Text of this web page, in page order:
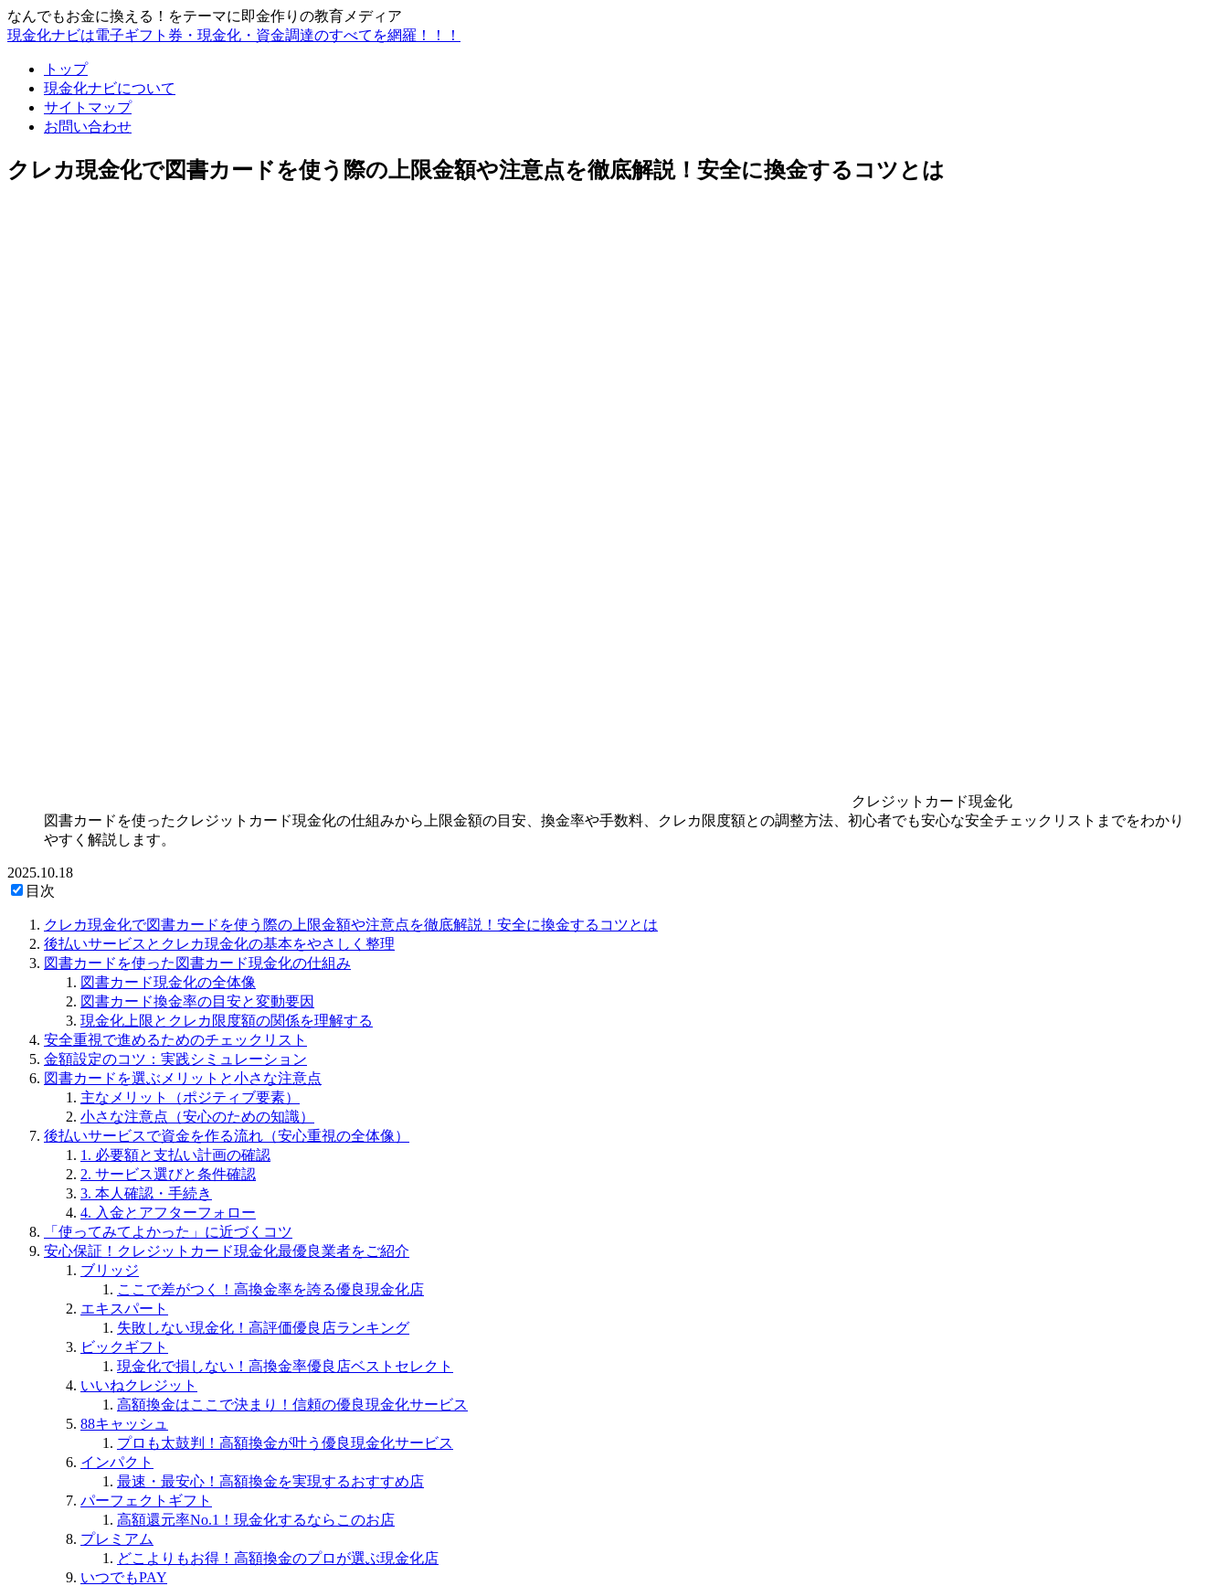
なんでもお金に換える！をテーマに即金作りの教育メディア
現金化ナビは電子ギフト券・現金化・資金調達のすべてを網羅！！！
トップ
現金化ナビについて
サイトマップ
お問い合わせ
クレカ現金化で図書カードを使う際の上限金額や注意点を徹底解説！安全に換金するコツとは
クレジットカード現金化
図書カードを使ったクレジットカード現金化の仕組みから上限金額の目安、換金率や手数料、クレカ限度額との調整方法、初心者でも安心な安全チェックリストまでをわかり
やすく解説します。
2025.10.18
目次
クレカ現金化で図書カードを使う際の上限金額や注意点を徹底解説！安全に換金するコツとは
後払いサービスとクレカ現金化の基本をやさしく整理
図書カードを使った図書カード現金化の仕組み
図書カード現金化の全体像
図書カード換金率の目安と変動要因
現金化上限とクレカ限度額の関係を理解する
安全重視で進めるためのチェックリスト
金額設定のコツ：実践シミュレーション
図書カードを選ぶメリットと小さな注意点
主なメリット（ポジティブ要素）
小さな注意点（安心のための知識）
後払いサービスで資金を作る流れ（安心重視の全体像）
1. 必要額と支払い計画の確認
2. サービス選びと条件確認
3. 本人確認・手続き
4. 入金とアフターフォロー
「使ってみてよかった」に近づくコツ
安心保証！クレジットカード現金化最優良業者をご紹介
ブリッジ
ここで差がつく！高換金率を誇る優良現金化店
エキスパート
失敗しない現金化！高評価優良店ランキング
ビックギフト
現金化で損しない！高換金率優良店ベストセレクト
いいねクレジット
高額換金はここで決まり！信頼の優良現金化サービス
88キャッシュ
プロも太鼓判！高額換金が叶う優良現金化サービス
インパクト
最速・最安心！高額換金を実現するおすすめ店
パーフェクトギフト
高額還元率No.1！現金化するならこのお店
プレミアム
どこよりもお得！高額換金のプロが選ぶ現金化店
いつでもPAY